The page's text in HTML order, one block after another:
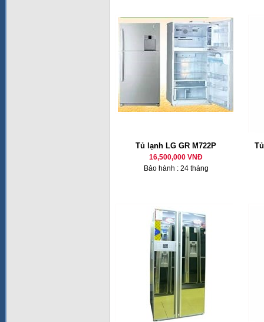
Tủ lạnh LG GR M722P
16,500,000 VNĐ
Bảo hành : 24 tháng